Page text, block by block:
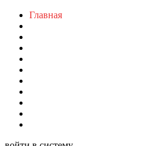
Главная